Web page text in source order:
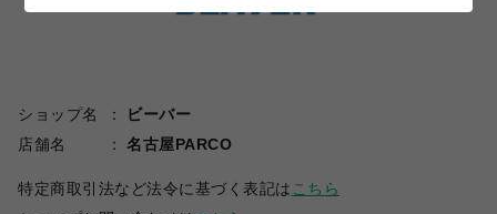
ショップ名
ビーバー
店舗名
名古屋PARCO
特定商取引法など法令に基づく表記は こちら